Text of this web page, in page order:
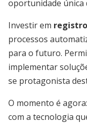
oportunidade única
Investir em
processos
para o futuro.
implementar
se protagonista
O momento é
com a tecnologia